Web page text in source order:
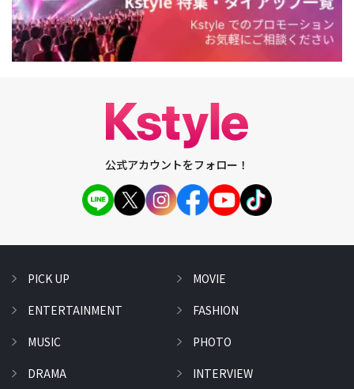
公式アカウントをフォロー！
PICK UP
ENTERTAINMENT
MUSIC
DRAMA
MOVIE
FASHION
PHOTO
INTERVIEW